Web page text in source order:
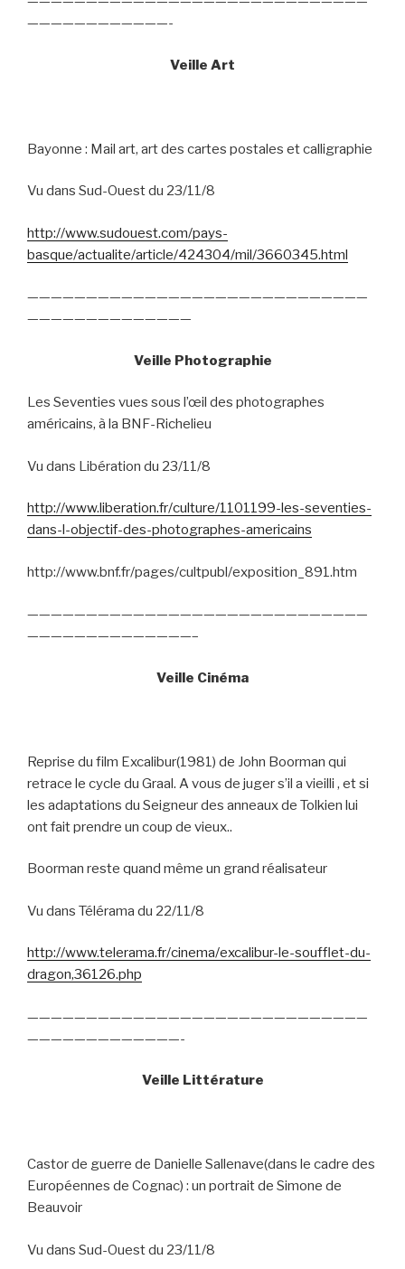
————————————-
Veille Art
Bayonne : Mail art, art des cartes postales et calligraphie
Vu dans Sud-Ouest du 23/11/8
http://www.sudouest.com/pays-
basque/actualite/article/424304/mil/3660345.html
—————————————————————————————
——————————————
Veille Photographie
Les Seventies vues sous l’œil des photographes
américains, à la BNF-Richelieu
Vu dans Libération du 23/11/8
http://www.liberation.fr/culture/1101199-les-seventies-
dans-l-objectif-des-photographes-americains
http://www.bnf.fr/pages/cultpubl/exposition_891.htm
—————————————————————————————
——————————————–
Veille Cinéma
Reprise du film Excalibur(1981) de John Boorman qui
retrace le cycle du Graal. A vous de juger s’il a vieilli , et si
les adaptations du Seigneur des anneaux de Tolkien lui
ont fait prendre un coup de vieux..
Boorman reste quand même un grand réalisateur
Vu dans Télérama du 22/11/8
http://www.telerama.fr/cinema/excalibur-le-soufflet-du-
dragon,36126.php
—————————————————————————————
—————————————-
Veille Littérature
Castor de guerre de Danielle Sallenave(dans le cadre des
Européennes de Cognac) : un portrait de Simone de
Beauvoir
Vu dans Sud-Ouest du 23/11/8